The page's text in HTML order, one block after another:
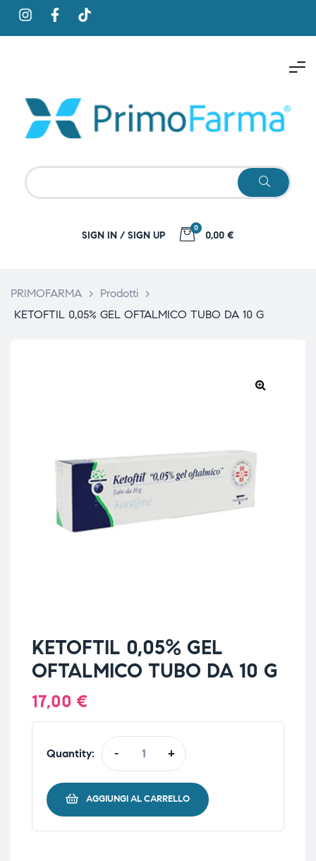
SIGN IN / SIGN UP
0
0,00 €
PRIMOFARMA > Prodotti >
KETOFTIL 0,05% GEL OFTALMICO TUBO DA 10 G
KETOFTIL 0,05% GEL
OFTALMICO TUBO DA 10 G
17,00 €
Quantity: - +
AGGIUNGI AL CARRELLO